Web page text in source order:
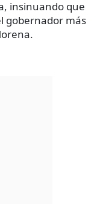
insinuando que
gobernador más